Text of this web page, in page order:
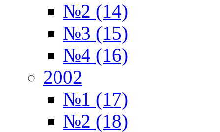
№2 (14)
№3 (15)
№4 (16)
2002
№1 (17)
№2 (18)